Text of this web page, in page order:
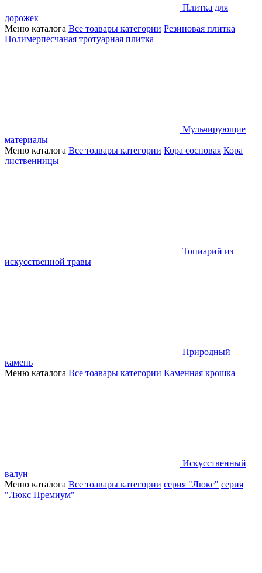
Плитка для
дорожек
Меню каталога Все тоавары категории Резиновая плитка
Полимерпесчаная тротуарная плитка
Мульчирующие
материалы
Меню каталога Все тоавары категории Кора сосновая Кора
лиственницы
Топиарий из
искусственной травы
Природный
камень
Меню каталога Все тоавары категории Каменная крошка
Искусственный
валун
Меню каталога Все тоавары категории серия "Люкс" серия
"Люкс Премиум"